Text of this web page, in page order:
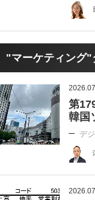
"マーケティング"
第
韓国
デ